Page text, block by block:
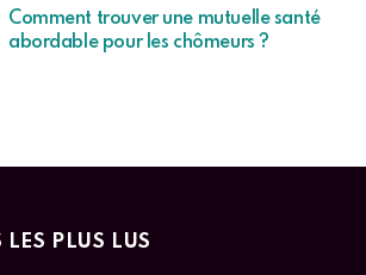
Comment trouver une mutuelle santé
abordable pour les chômeurs ?
LES PLUS LUS